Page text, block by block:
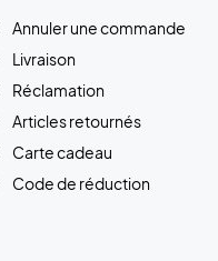
Annuler une commande
Livraison
Réclamation
Articles retournés
Carte cadeau
Code de réduction